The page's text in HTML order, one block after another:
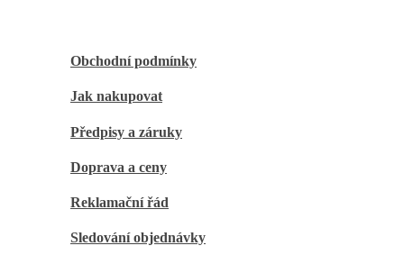
Obchodní podmínky
Jak nakupovat
Předpisy a záruky
Doprava a ceny
Reklamační řád
Sledování objednávky